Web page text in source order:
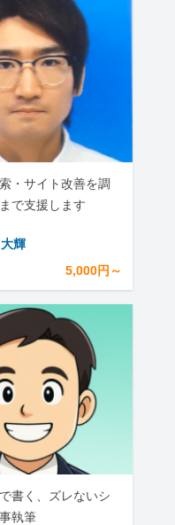
・サイト改善を調
で支援します
輝
5,000円～
書く、ズレないシ
執筆